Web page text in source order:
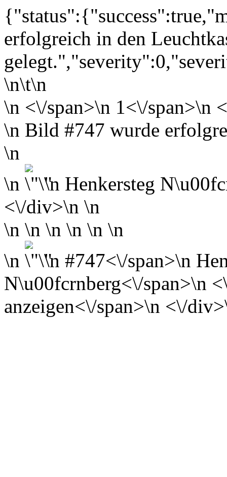
erfolgreich in den
\n\t\n
\n <\/span>\n 1<\/span>\n
\n Bild #747 wurde
\n
\n
\n Henkersteg
<\/div>\n \n
\n \n \n \n \n \n
\n
\n #747<\/span>\n
N\u00fcrnberg<\/span>\n
anzeigen<\/span>\n <\/